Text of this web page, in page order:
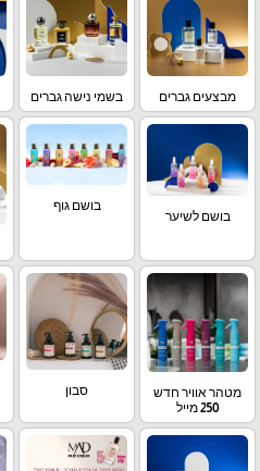
מבצעים גברים בשמי נישה גברים
בושם לשיער
בושם גוף
מטהר אוויר חדש
250 מייל
סבון